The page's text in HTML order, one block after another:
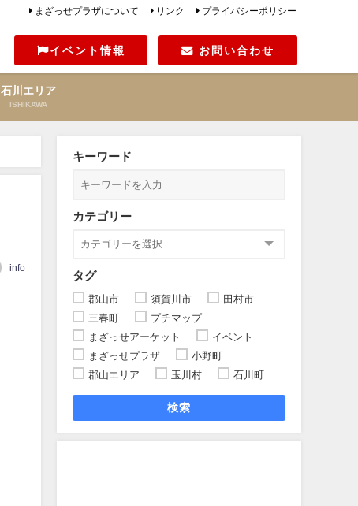
まざっせプラザについて リンク プライバシーポリシー
イベント情報 お問い合わせ
石川エリア
ISHIKAWA
info
キーワード
カテゴリー
タグ
郡山市 須賀川市
田村市
三春町
プチマップ
まざっせアーケット
イベント
まざっせプラザ
小野町
郡山エリア
玉川村 石川町
検索